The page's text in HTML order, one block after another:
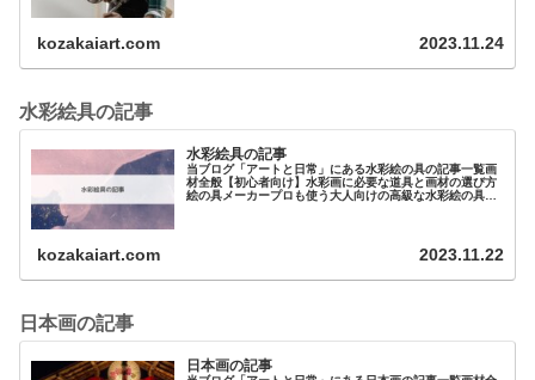
kozakaiart.com 2023.11.24
水彩絵具の記事
水彩絵具の記事
当ブログ「アートと日常」にある水彩絵の具の記事一覧画
材全般【初心者向け】水彩画に必要な道具と画材の選び方
絵の具メーカープロも使う大人向けの高級な水彩絵の具を
kozakaiart.com 2023.11.22
日本画の記事
日本画の記事